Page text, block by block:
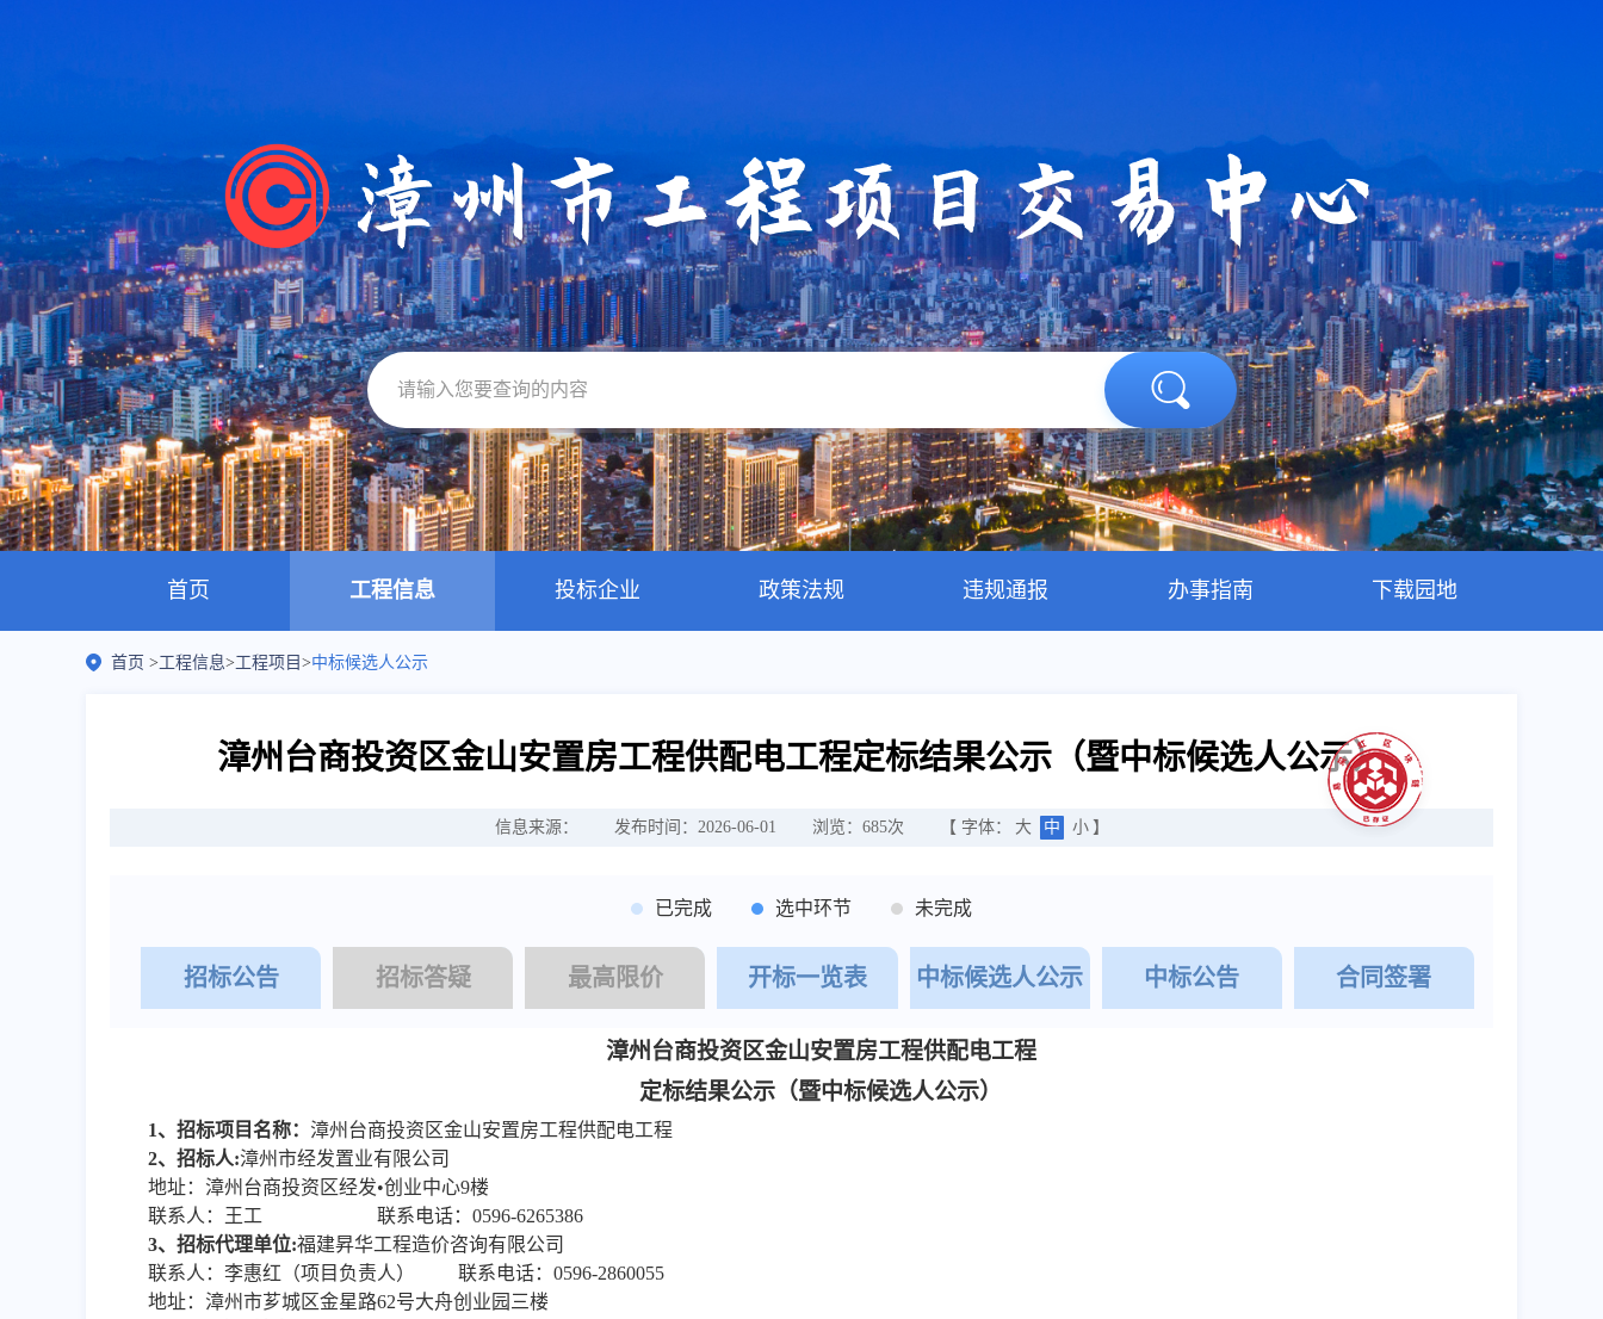
首页 工程信息 投标企业 政策法规 违规通报 办事指南 下载园地
首页 >工程信息>工程项目 >中标候选人公示
漳州台商投资区金山安置房工程供配电工程定标结果公示（暨中标候选人公示）
信息来源： 发布时间：2026-06-01 浏览： 685次 【 字体： 大 中 小 】
已完成 选中环节 未完成
招标公告 招标答疑 最高限价 开标一览表 中标候选人公示 中标公告 合同签署
漳州台商投资区金山安置房工程供配电工程
定标结果公示（暨中标候选人公示）
1、 招标项目名称： 漳州台商投资区金山安置房工程供配电工程
2、 招标人:漳州市经发置业有限公司
地址： 漳州台商投资区经发•创业中心9楼
联系人 ： 王工 联系电话： 0596-6265386
3、 招标代理单位:福建昇华工程造价咨询有限公司
联系人：李惠红（项目负责人） 联系电话： 0596-2860055
地址：漳州市芗城区金星路62号大舟创业园三楼